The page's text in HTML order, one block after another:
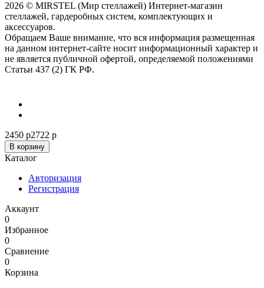
2026 © MIRSTEL (Мир стеллажей) Интернет-магазин
стеллажей, гардеробных систем, комплектующих и
аксессуаров.
Обращаем Ваше внимание, что вся информация размещенная
на данном интернет-сайте носит информационный характер и
не является публичной офертой, определяемой положениями
Статьи 437 (2) ГК РФ.
2450 р2722 р
В корзину
Каталог
Авторизация
Регистрация
Аккаунт
0
Избранное
0
Сравнение
0
Корзина